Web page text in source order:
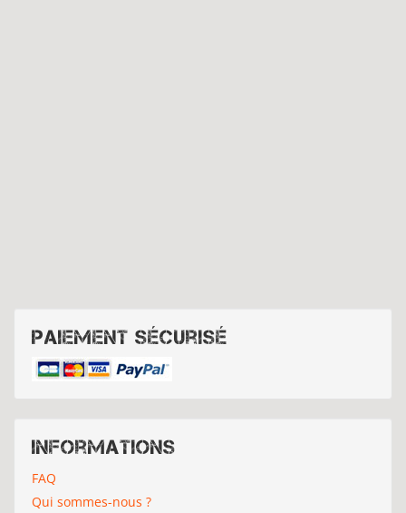
Paiement sécurisé
Informations
FAQ
Qui sommes-nous ?